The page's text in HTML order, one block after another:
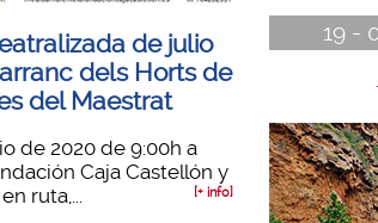
de julio
dels Horts de
del Maestrat
de 2020 de 9:00h a
Caja Castellón y
ruta,...
[+ info]
19 -